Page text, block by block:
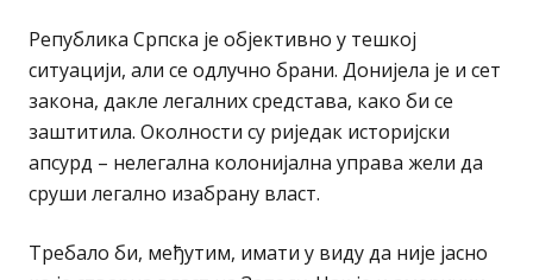
Република Српска је објективно у тешкој
ситуацији, али се одлучно брани. Донијела је и сет
закона, дакле легалних средстава, како би се
заштитила. Околности су риједак историјски
апсурд – нелегална колонијална управа жели да
сруши легално изабрану власт.
Требало би, међутим, имати у виду да није јасно